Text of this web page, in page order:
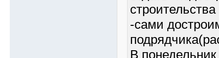
-сами
В